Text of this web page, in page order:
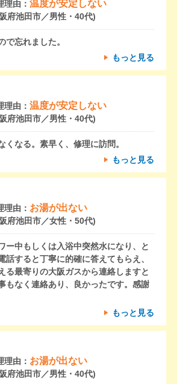
理由： 温度が安定しない
府池田市／男性・40代)
で忘れました。
もっと見る
理由： 温度が安定しない
府池田市／男性・40代)
くなる。素早く、修理に訪問。
もっと見る
理由： お湯が出ない
府池田市／女性・50代)
ー中もしくは入浴中突然水になり、と
話すると丁寧に的確に答えてもらえ、
る最寄りの大阪ガスから連絡しますと
もなく連絡あり、良かったです。感謝
もっと見る
理由： お湯が出ない
府池田市／男性・40代)